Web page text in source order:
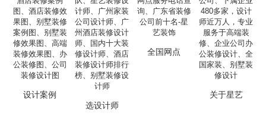
设计案例
选设计师
全国网点
关于星艺